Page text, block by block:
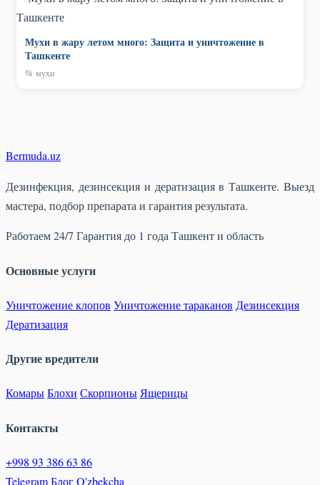
Мухи в жару летом много: Защита и уничтожение в
Ташкенте
📂 мухи
Bermuda.uz
Дезинфекция, дезинсекция и дератизация в Ташкенте. Выезд
мастера, подбор препарата и гарантия результата.
Работаем 24/7 Гарантия до 1 годаТашкент и область
Основные услуги
Уничтожение клопов Уничтожение тараканов Дезинсекция
Дератизация
Другие вредители
КомарыБлохи СкорпионыЯщерицы
Контакты
+998 93 386 63 86
TelegramБлогO'zbekcha